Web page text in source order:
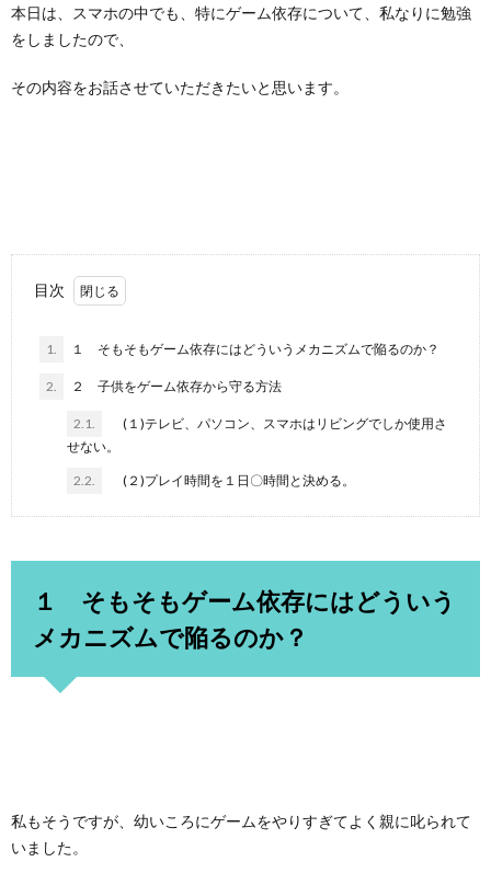
本日は、スマホの中でも、特にゲーム依存について、私なりに勉強
をしましたので、
その内容をお話させていただきたいと思います。
目次
1. １ そもそもゲーム依存にはどういうメカニズムで陥るのか？
2. ２ 子供をゲーム依存から守る方法
2.1.
(１)テレビ、パソコン、スマホはリビングでしか使用さ
せない。
2.2. (２)プレイ時間を１日〇時間と決める。
１ そもそもゲーム依存にはどういう
メカニズムで陥るのか？
私もそうですが、幼いころにゲームをやりすぎてよく親に叱られて
いました。